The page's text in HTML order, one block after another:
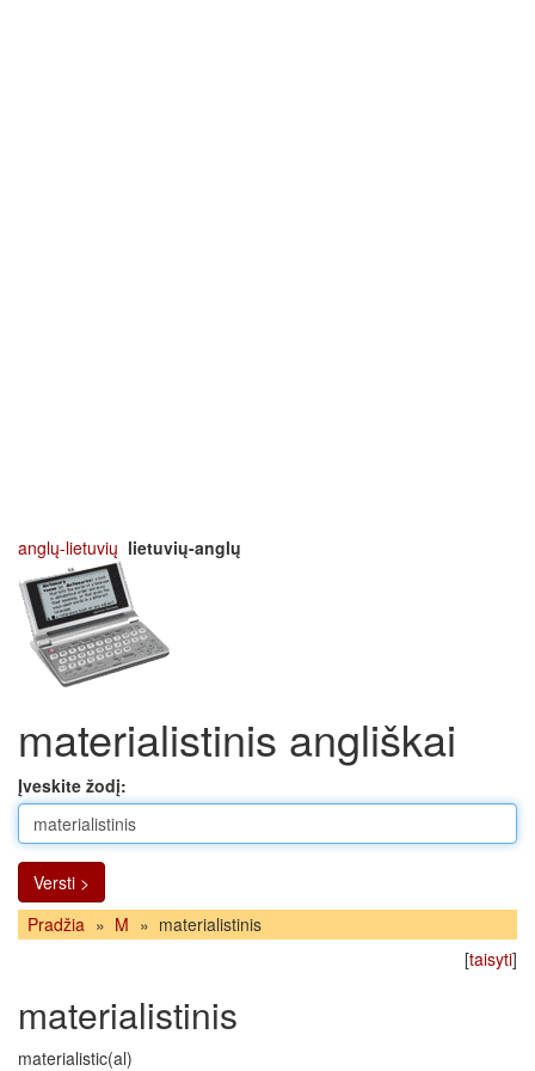
anglų-lietuvių lietuvių-anglų
materialistinis angliškai
Įveskite žodį:
Versti >
Pradžia » M » materialistinis
[taisyti]
materialistinis
materialistic(al)